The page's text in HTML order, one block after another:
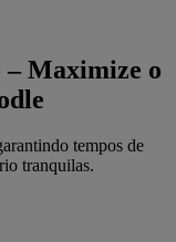
– Maximize o
tempos de
tranquilas.